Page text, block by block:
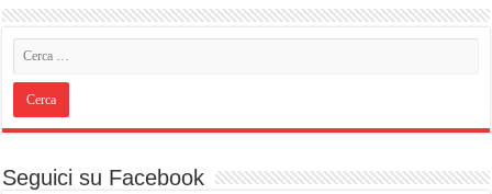
Seguici su Facebook